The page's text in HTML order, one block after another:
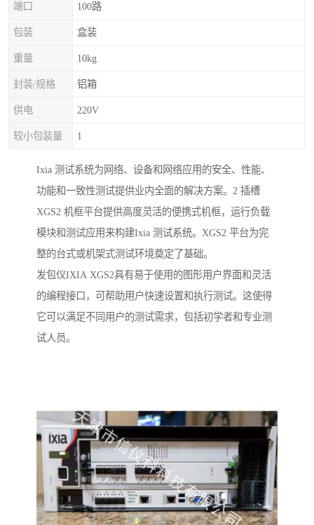
端口 100路
包装 盒装
重量 10kg
封装/规格 铝箱
供电 220V
较小包装量 1
Ixia 测试系统为网络、设备和网络应用的安全、性能、
功能和一致性测试提供业内全面的解决方案。2 插槽
XGS2 机框平台提供高度灵活的便携式机框，运行负载
模块和测试应用来构建Ixia 测试系统。XGS2 平台为完
整的台式或机架式测试环境奠定了基础。
发包仪IXIA XGS2具有易于使用的图形用户界面和灵活
的编程接口，可帮助用户快速设置和执行测试。这使得
它可以满足不同用户的测试需求，包括初学者和专业测
试人员。